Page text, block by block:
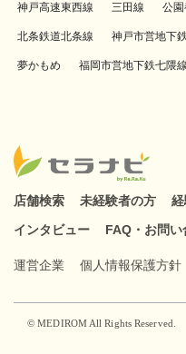
神戸高速東西線 三田線 公園
北条鉄道北条線 神戸市営地下
夢かもめ 福岡市営地下鉄七隈線
店舗検索 未経験者の方
インタビュー
FAQ・お問い
運営企業 個人情報保護方針
© MEDIROM All Rights Reserved.